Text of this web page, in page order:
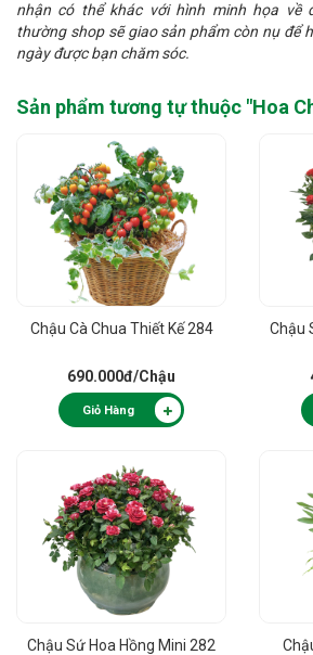
nhận có thể khác với hình minh họa về
thường shop sẽ giao sản phẩm còn nụ để
ngày được bạn chăm sóc.
Sản phẩm tương tự thuộc "Hoa
Chậu Cà Chua Thiết Kế 284
690.000đ/Chậu
Giỏ Hàng
Chậu
Chậu Sứ Hoa Hồng Mini 282